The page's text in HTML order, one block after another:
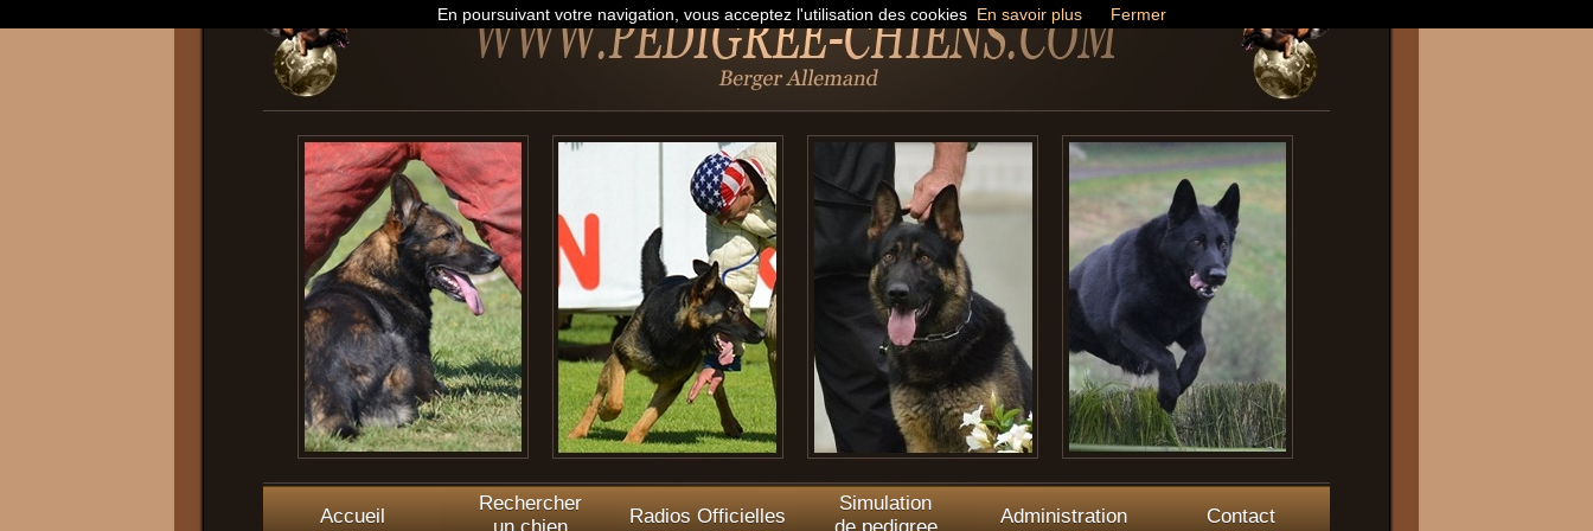
Accueil
Rechercher
Radios Officielles
Simulation
Administration Contact
En poursuivant votre navigation, vous acceptez l'utilisation des cookies En savoir plus Fermer